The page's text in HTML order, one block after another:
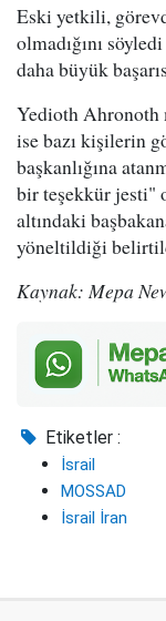
Eski yetkili,
olmadığını
daha büyük
Yedioth Ahronoth
ise bazı kişilerin
başkanlığına
bir teşekkür jesti"
altındaki
yöneltildiği
Kaynak: Mepa
Etiketler :
İsrail
MOSSAD
İsrail İran